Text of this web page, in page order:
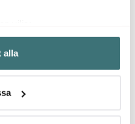
geografiska plats som
upp till flera meter
att aktivt skanna den för
uppgifter
alla
av våra kunder